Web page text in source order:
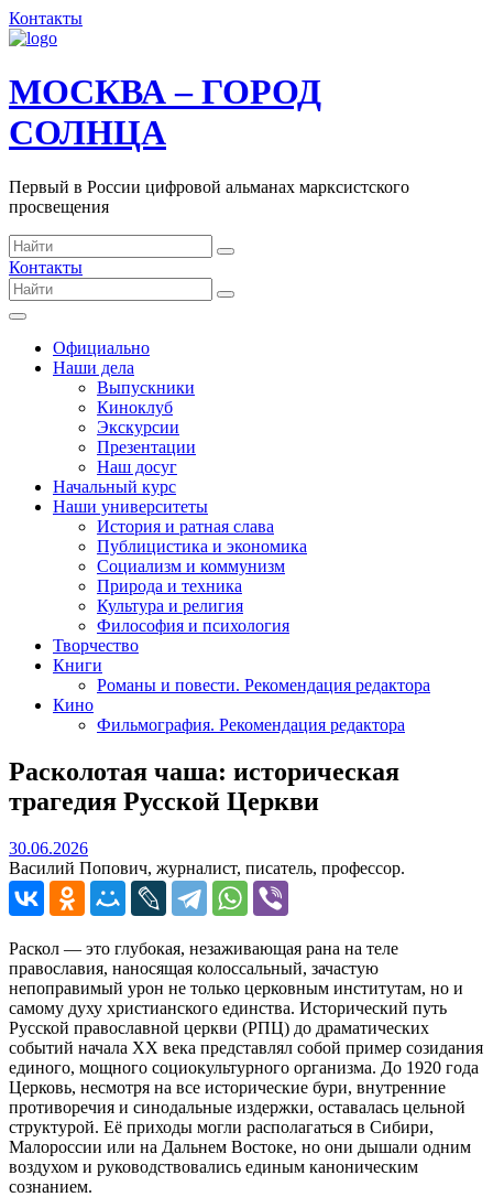
Контакты
МОСКВА – ГОРОД
СОЛНЦА
Первый в России цифровой альманах марксистского
просвещения
Контакты
Официально
Наши дела
Выпускники
Киноклуб
Экскурсии
Презентации
Наш досуг
Начальный курс
Наши университеты
История и ратная слава
Публицистика и экономика
Социализм и коммунизм
Природа и техника
Культура и религия
Философия и психология
Творчество
Книги
Романы и повести. Рекомендация редактора
Кино
Фильмография. Рекомендация редактора
Расколотая чаша: историческая
трагедия Русской Церкви
30.06.202630.06.2026
Василий Попович, журналист, писатель, профессор.
Раскол — это глубокая, незаживающая рана на теле
православия, наносящая колоссальный, зачастую
непоправимый урон не только церковным институтам, но и
самому духу христианского единства. Исторический путь
Русской православной церкви (РПЦ) до драматических
событий начала XX века представлял собой пример созидания
единого, мощного социокультурного организма. До 1920 года
Церковь, несмотря на все исторические бури, внутренние
противоречия и синодальные издержки, оставалась цельной
структурой. Её приходы могли располагаться в Сибири,
Малороссии или на Дальнем Востоке, но они дышали одним
воздухом и руководствовались единым каноническим
сознанием.